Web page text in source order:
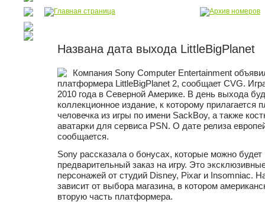
Названа дата выхода LittleBigPlanet
Компания Sony Computer Entertainment
платформера LittleBigPlanet 2, сообщает CVG.
2010 года в Северной Америке. В день выхода
коллекционное издание, к которому прилагается
человечка из игры по имени SackBoy, а также
аватарки для сервиса PSN. О дате релиза
сообщается.
Sony рассказала о бонусах, которые можно
предварительный заказ на игру. Это
персонажей от студий Disney, Pixar и Insomniac.
зависит от выбора магазина, в котором
вторую часть платформера.